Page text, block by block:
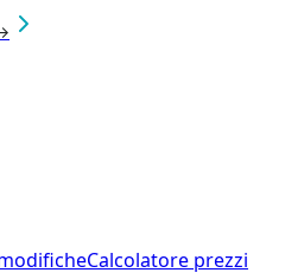
Calcolatore prezzi